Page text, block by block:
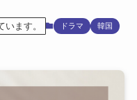
ます。 ドラマ 韓国